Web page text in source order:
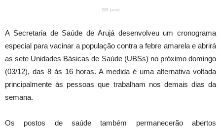
SB post
A Secretaria de Saúde de Arujá desenvolveu um cronograma
especial para vacinar a população contra a febre amarela e abrirá
as sete Unidades Básicas de Saúde (UBSs) no próximo domingo
(03/12), das 8 às 16 horas. A medida é uma alternativa voltada
principalmente às pessoas que trabalham nos demais dias da
semana.
Os postos de saúde também permanecerão abertos